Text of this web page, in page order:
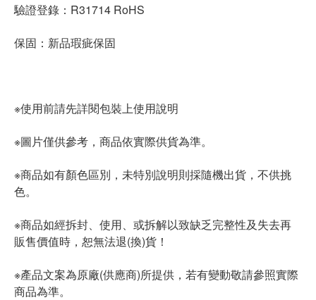
驗證登錄：R31714 RoHS
保固：新品瑕疵保固
※使用前請先詳閱包裝上使用說明
※圖片僅供參考，商品依實際供貨為準。
※商品如有顏色區別，未特別說明則採隨機出貨，不供挑
色。
※商品如經拆封、使用、或拆解以致缺乏完整性及失去再
販售價值時，恕無法退(換)貨！
※產品文案為原廠(供應商)所提供，若有變動敬請參照實際
商品為準。